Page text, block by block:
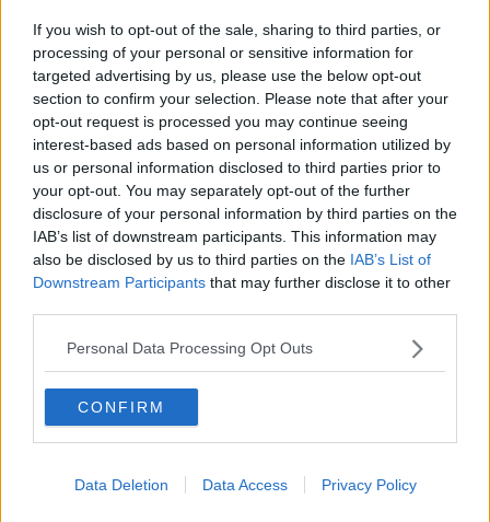
If you wish to opt-out of the sale, sharing to third parties, or
processing of your personal or sensitive information for
targeted advertising by us, please use the below opt-out
section to confirm your selection. Please note that after your
opt-out request is processed you may continue seeing
interest-based ads based on personal information utilized by
us or personal information disclosed to third parties prior to
your opt-out. You may separately opt-out of the further
disclosure of your personal information by third parties on the
IAB’s list of downstream participants. This information may
also be disclosed by us to third parties on the IAB’s List of
Downstream Participants that may further disclose it to other
Personal Data Processing Opt Outs
CONFIRM
Data Deletion Data Access Privacy Policy
​“D” come delitto
Belle lettere
25 Aprile
Todo el bien, todo el mal
Silenzio
Le parole
​L’Australiana
Le stelle del jazz
Vita & morte
Auguri
Moro
Passanti
Continuando, la nonna e il carretto
Metaverso smart
Fiamme
Confessioni autoreferenziali
Utopie
Estate